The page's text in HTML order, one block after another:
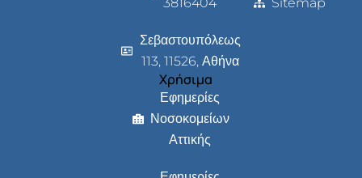
Σεβαστουπόλεως
113, 11526, Αθήνα
Χρήσιμα
Εφημερίες
Νοσοκομείων
Αττικής